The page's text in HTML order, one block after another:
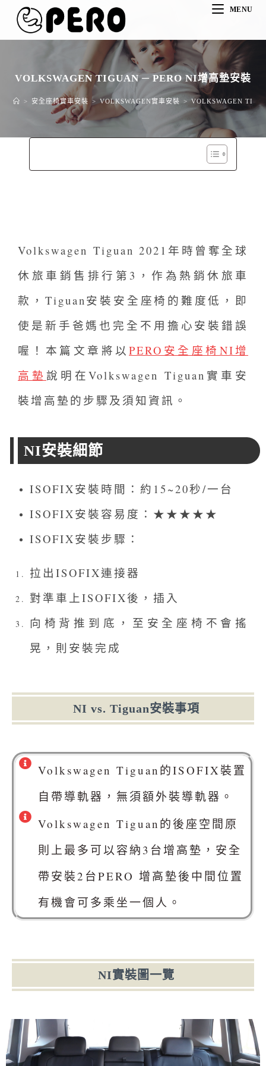
MENU
VOLKSWAGEN TIGUAN ─ PERO NI增高墊安裝
> 安全座椅實車安裝 > VOLKSWAGEN實車安裝 > VOLKSWAGEN
Volkswagen Tiguan 2021年時曾奪全球
休旅車銷售排行第3，作為熱銷休旅車
款，Tiguan安裝安全座椅的難度低， 即
使是新手爸媽也完全不用擔心安裝錯誤
喔！本篇文章將以PERO安全座椅NI增
高墊 說明在Volkswagen Tiguan 實車安
裝增高墊的步驟及須知資訊。
NI安裝細節
ISOFIX安裝時間：約15~20秒/一台
ISOFIX安裝容易度：★★★★★
ISOFIX安裝步驟：
拉出ISOFIX連接器
對準車上ISOFIX後，插入
向椅背推到底，至安全座椅不會搖
晃，則安裝完成
NI vs. Tiguan安裝事項
Volkswagen Tiguan的ISOFIX裝置
自帶導軌器，無須額外裝導軌器。
Volkswagen Tiguan的後座空間原
則上最多可以容納3台增高墊，安全
帶安裝2台PERO 增高墊後中間位置
有機會可多乘坐一個人。
NI實裝圖一覽